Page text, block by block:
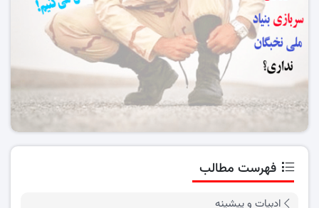
فهرست مطالب
ادبیات و پیشینه